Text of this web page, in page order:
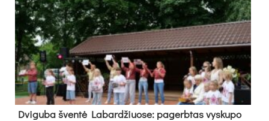
Dvi­gu­ba šven­tė La­bar­džiuo­se: pa­gerb­tas vys­ku­po